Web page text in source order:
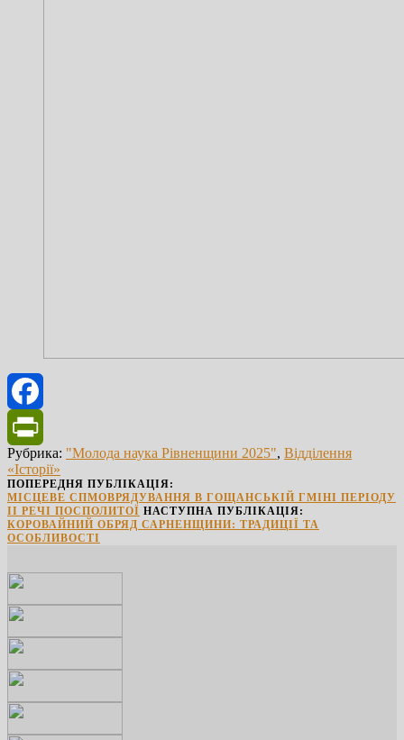
Facebook
PrintFriendly
Рубрика: "Молода наука Рівненщини 2025", Відділення
«Історії»
ПОПЕРЕДНЯ ПУБЛІКАЦІЯ:
МІСЦЕВЕ СПМОВРЯДУВАННЯ В ГОЩАНСЬКІЙ ГМІНІ ПЕРІОДУ
ІІ РЕЧІ ПОСПОЛИТОЇ НАСТУПНА ПУБЛІКАЦІЯ:
КОРОВАЙНИЙ ОБРЯД САРНЕНЩИНИ: ТРАДИЦІЇ ТА
ОСОБЛИВОСТІ